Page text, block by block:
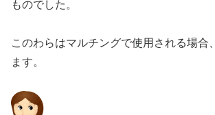
ものでした。
このわらはマルチングで使用される場合、
ます。